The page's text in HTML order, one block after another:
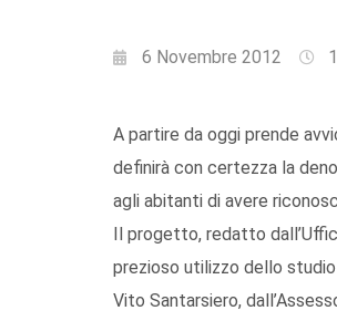
6 Novembre 2012
A partire da oggi prende
definirà con certezza la
agli abitanti di avere
Il progetto, redatto
prezioso utilizzo dello
Vito Santarsiero,